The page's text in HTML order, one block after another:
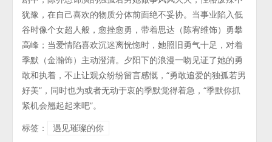
犹豫，在自己喜欢的物质分体前面绝不妥协。当事业陷入低
谷时像个女超人般，愈挫愈勇，带着思达（陈宥维饰）勇攀
高峰；当爱情陷喜欢沉迷离恍惚时，她照旧勇气十足，对着
季默（金瀚饰）主动澄清。夕阳下的浪漫一吻见证了她的勇
敢和执着，不止让观众纷纷留言感慨，“勇敢追爱的独孤若男
好美”，同时也为或者无动于衷的季默觉得着急，“季默你抓
紧机会翘起起来吧”。
标签：
遇见璀璨的你